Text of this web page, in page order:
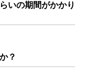
いの期間がかかり
？